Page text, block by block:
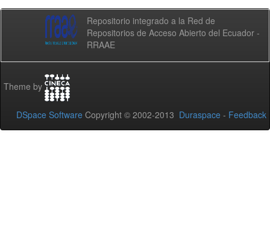
Repositorio integrado a la Red de
Repositorios de Acceso Abierto del Ecuador -
RRAAE
Theme by
DSpace Software Copyright © 2002-2013 Duraspace - Feedback